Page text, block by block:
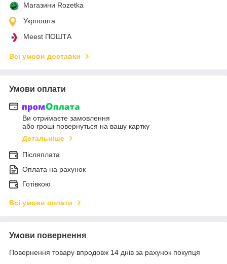
Магазини Rozetka
Укрпошта
Meest ПОШТА
Всі умови доставки
Умови оплати
Ви отримаєте замовлення
або гроші повернуться на вашу картку
Детальніше
Післяплата
Оплата на рахунок
Готівкою
Всі умови оплати
Умови повернення
Повернення товару впродовж 14 днів за рахунок покупця